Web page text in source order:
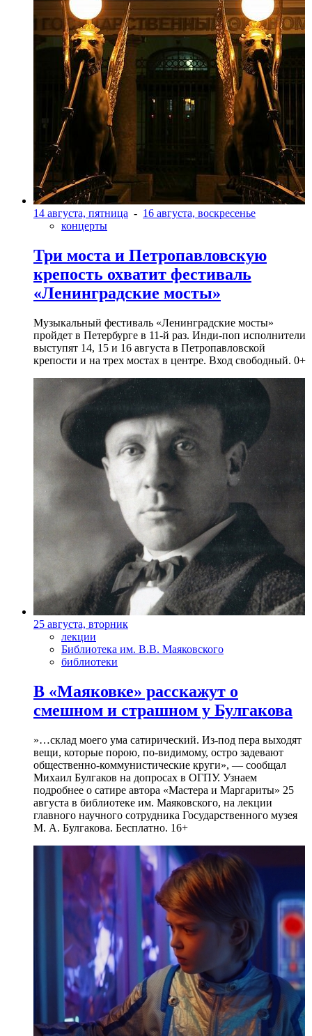
14 августа, пятница - 16 августа, воскресенье
концерты
Три моста и Петропавловскую
крепость охватит фестиваль
«Ленинградские мосты»
Музыкальный фестиваль «Ленинградские мосты»
пройдет в Петербурге в 11-й раз. Инди-поп исполнители
выступят 14, 15 и 16 августа в Петропавловской
крепости и на трех мостах в центре. Вход свободный. 0+
25 августа, вторник
лекции
Библиотека им. В.В. Маяковского
библиотеки
В «Маяковке» расскажут о
смешном и страшном у Булгакова
»…склад моего ума сатирический. Из-под пера выходят
вещи, которые порою, по-видимому, остро задевают
общественно-коммунистические круги», — сообщал
Михаил Булгаков на допросах в ОГПУ. Узнаем
подробнее о сатире автора «Мастера и Маргариты» 25
августа в библиотеке им. Маяковского, на лекции
главного научного сотрудника Государственного музея
М. А. Булгакова. Бесплатно. 16+